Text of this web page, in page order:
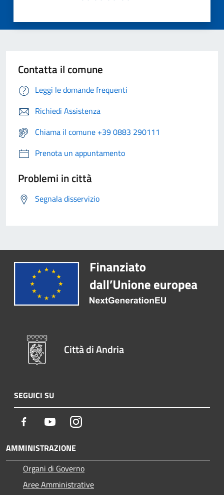
Contatta il comune
Leggi le domande frequenti
Richiedi Assistenza
Chiama il comune +39 0883 290111
Prenota un appuntamento
Problemi in città
Segnala disservizio
Città di Andria
SEGUICI SU
Facebook YoutubeInstagram
AMMINISTRAZIONE
Organi di Governo
Aree Amministrative